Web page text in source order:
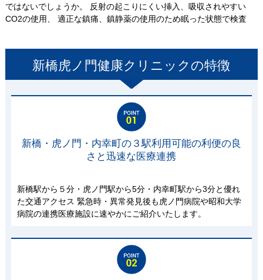
ではないでしょうか。 反射の起こりにくい挿入、吸収されやすい
CO2の使用、 適正な鎮痛、鎮静薬の使用のため眠った状態で検査
新橋虎ノ門健康クリニックの特徴
新橋・虎ノ門・内幸町の３駅利用可能の利便の良
さと迅速な医療連携
新橋駅から５分・虎ノ門駅から5分・内幸町駅から3分と優れ
た交通アクセス 緊急時・異常発見後も虎ノ門病院や昭和大学
病院の連携医療施設に速やかにご紹介いたします。